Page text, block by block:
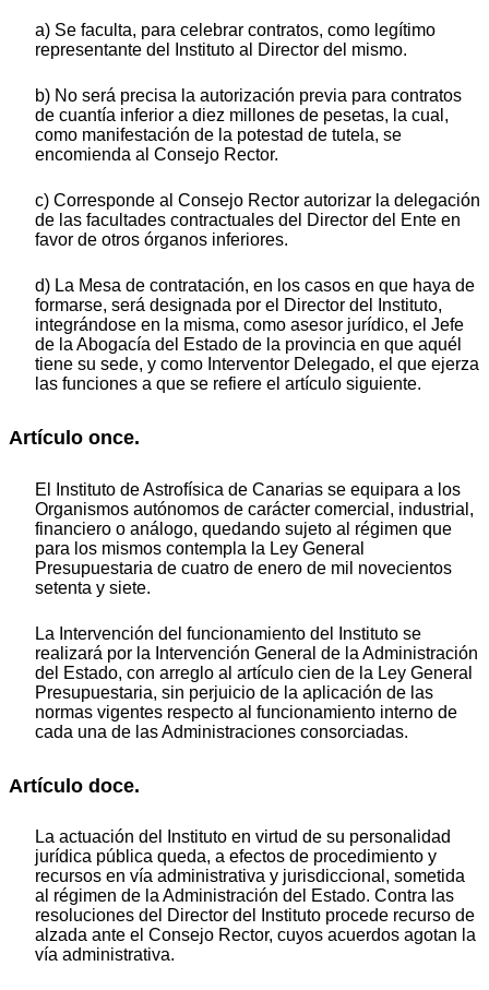
a) Se faculta, para celebrar contratos, como legítimo
representante del Instituto al Director del mismo.
b) No será precisa la autorización previa para contratos
de cuantía inferior a diez millones de pesetas, la cual,
como manifestación de la potestad de tutela, se
encomienda al Consejo Rector.
c) Corresponde al Consejo Rector autorizar la delegación
de las facultades contractuales del Director del Ente en
favor de otros órganos inferiores.
d) La Mesa de contratación, en los casos en que haya de
formarse, será designada por el Director del Instituto,
integrándose en la misma, como asesor jurídico, el Jefe
de la Abogacía del Estado de la provincia en que aquél
tiene su sede, y como Interventor Delegado, el que ejerza
las funciones a que se refiere el artículo siguiente.
Artículo once.
El Instituto de Astrofísica de Canarias se equipara a los
Organismos autónomos de carácter comercial, industrial,
financiero o análogo, quedando sujeto al régimen que
para los mismos contempla la Ley General
Presupuestaria de cuatro de enero de mil novecientos
setenta y siete.
La Intervención del funcionamiento del Instituto se
realizará por la Intervención General de la Administración
del Estado, con arreglo al artículo cien de la Ley General
Presupuestaria, sin perjuicio de la aplicación de las
normas vigentes respecto al funcionamiento interno de
cada una de las Administraciones consorciadas.
Artículo doce.
La actuación del Instituto en virtud de su personalidad
jurídica pública queda, a efectos de procedimiento y
recursos en vía administrativa y jurisdiccional, sometida
al régimen de la Administración del Estado. Contra las
resoluciones del Director del Instituto procede recurso de
alzada ante el Consejo Rector, cuyos acuerdos agotan la
vía administrativa.